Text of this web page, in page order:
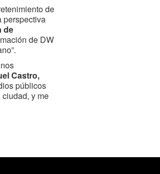
de
perspectiva
de
de DW
Castro,
públicos
y me